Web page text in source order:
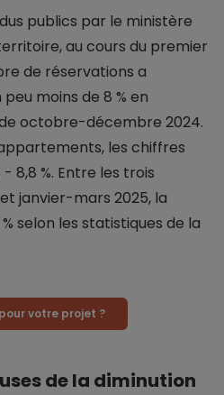
publics par le ministère
au cours du premier
de réservations a
moins de 8 % en
octobre-décembre 2024.
les chiffres
8,8 %. Entre les trois
janvier-mars 2025, la
selon les statistiques de la
votre projet ?
de la diminution